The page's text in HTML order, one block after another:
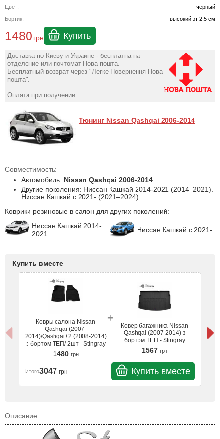
Цвет:
черный
Бортик:
высокий от 2,5 см
1480 грн Купить
Доставка по Киеву и Украине - бесплатна на
отделение или почтомат Нова пошта.
Бесплатный возврат через "Легке Повернення Нова
пошта".
Оплата при получении.
Тюнинг Nissan Qashqai 2006-2014
Совместимость:
Автомобиль: Nissan Qashqai 2006-2014
Другие поколения: Ниссан Кашкай 2014-2021 (2014–2021),
Ниссан Кашкай с 2021- (2021–2024)
Коврики резиновые в салон для других поколений:
Ниссан Кашкай 2014-
2021
Ниссан Кашкай с 2021-
Купить вместе
Ковры салона Nissan
Qashqai (2007-
2014)/Qashqai+2 (2008-2014)
з бортом ТЕП/ 2шт - Stingray
1480 грн
+
Ковер багажника Nissan
Qashqai (2007-2014) з
бортом ТЕП - Stingray
1567 грн
Итого3047 грн Купить вместе
Описание: